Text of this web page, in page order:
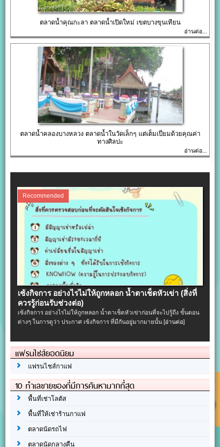
ตลาดน้ำคุณกะลา ตลาดน้ำเปิดใหม่ เขตบางขุนเทียน
อ่านต่อ...
ตลาดน้ำคลองบางหลวง ตลาดน้ำในวัดเล็กๆ แต่เต็มเปี่ยมด้วยคุณค่า
ทางศิลปะ
อ่านต่อ...
Recommended
เซ้งกิจการ อย่างไรไม่ให้ถูกหลอก น้ำตาเช็ดหัวเข่า (สิ่งที่
ควรรู้ก่อนรับช่วงต่อ)
เซ้งกิจการ อย่างไรไม่ให้ถูกหลอก น้ำตาเช็ดหัวเข่าก่อนที่จะไปรู้ถึง ขั้นตอน
ต่างๆ ในการดูว่า ประกาศ เซ้งกิจการ ที่มีกันอยู่มากมายนั้น [อ่านต่อ]
แฟรนไชส์ยอดนิยม
แฟรนไชส์กาแฟ
10 ทำเลขายของที่มีการค้นหามากที่สุด
พื้นที่เช่าโลตัส
พื้นที่ให้เช่าร้านกาแฟ
ตลาดนัดรถไฟ
ตลาดนัดกลางคืน